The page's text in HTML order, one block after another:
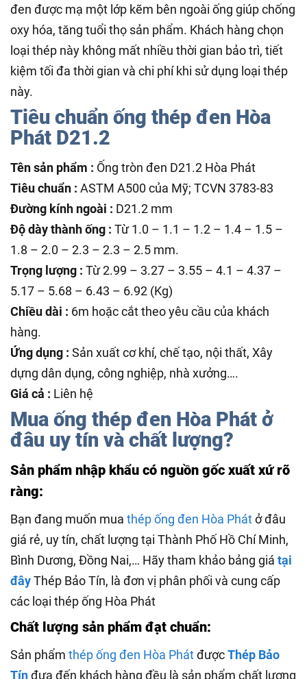
đen được mạ một lớp kẽm bên ngoài ống giúp chống
oxy hóa, tăng tuổi thọ sản phẩm. Khách hàng chọn
loại thép này không mất nhiều thời gian bảo trì, tiết
kiệm tối đa thời gian và chi phí khi sử dụng loại thép
này.
Tiêu chuẩn ống thép đen Hòa
Phát D21.2
Tên sản phẩm : Ống tròn đen D21.2 Hòa Phát
Tiêu chuẩn : ASTM A500 của Mỹ; TCVN 3783-83
Đường kính ngoài : D21.2 mm
Độ dày thành ống : Từ 1.0 – 1.1 – 1.2 – 1.4 – 1.5 –
1.8 – 2.0 – 2.3 – 2.3 – 2.5 mm.
Trọng lượng : Từ 2.99 – 3.27 – 3.55 – 4.1 – 4.37 –
5.17 – 5.68 – 6.43 – 6.92 (Kg)
Chiều dài : 6m hoặc cắt theo yêu cầu của khách
hàng.
Ứng dụng : Sản xuất cơ khí, chế tạo, nội thất, Xây
dựng dân dụng, công nghiệp, nhà xưởng….
Giá cả : Liên hệ
Mua ống thép đen Hòa Phát ở
đâu uy tín và chất lượng?
Sản phẩm nhập khẩu có nguồn gốc xuất xứ rõ
ràng:
Bạn đang muốn mua thép ống đen Hòa Phátở đâu
giá rẻ, uy tín, chất lượng tại Thành Phố Hồ Chí Minh,
Bình Dương, Đồng Nai,… Hãy tham khảo bảng giá tại
đâyThép Bảo Tín, là đơn vị phân phối và cung cấp
các loại thép ống Hòa Phát
Chất lượng sản phẩm đạt chuẩn:
Sản phẩm thép ống đen Hòa PhátđượcThép Bảo
Tínđưa đến khách hàng đều là sản phẩm chất lượng